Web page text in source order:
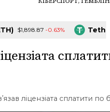
$1,898.87 -0.63%
ліцензіата сплатити